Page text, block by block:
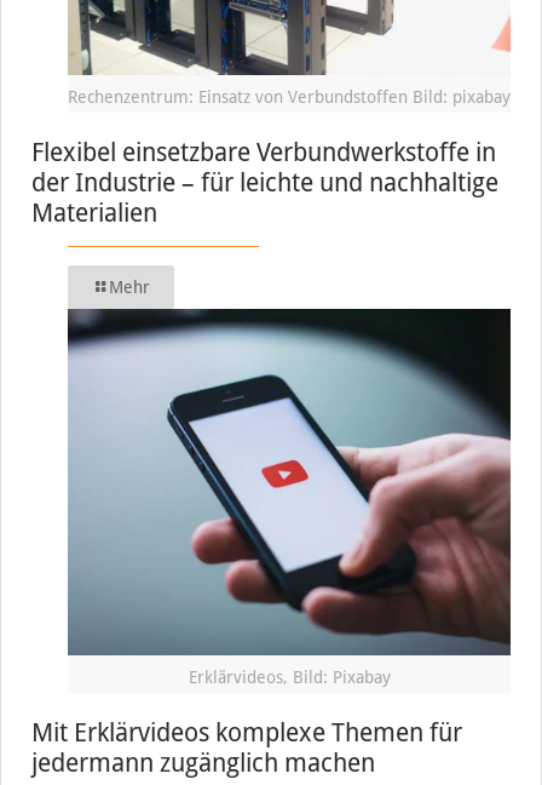
Rechenzentrum: Einsatz von Verbundstoffen Bild: pixabay
Flexibel einsetzbare Verbundwerkstoffe in
der Industrie – für leichte und nachhaltige
Materialien
Mehr
Erklärvideos, Bild: Pixabay
Mit Erklärvideos komplexe Themen für
jedermann zugänglich machen